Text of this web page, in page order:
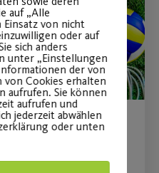
Lösung –
auf „Alle
Einsatz von nicht
oder auf
sich anders
unter „Einstellungen
der von
Cookies erhalten
aufrufen. Sie können
aufrufen und
jederzeit abwählen
oder unten